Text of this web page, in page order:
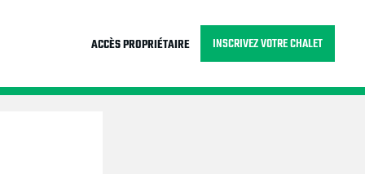
ACCÈS PROPRIÉTAIRE INSCRIVEZ VOTRE CHALET